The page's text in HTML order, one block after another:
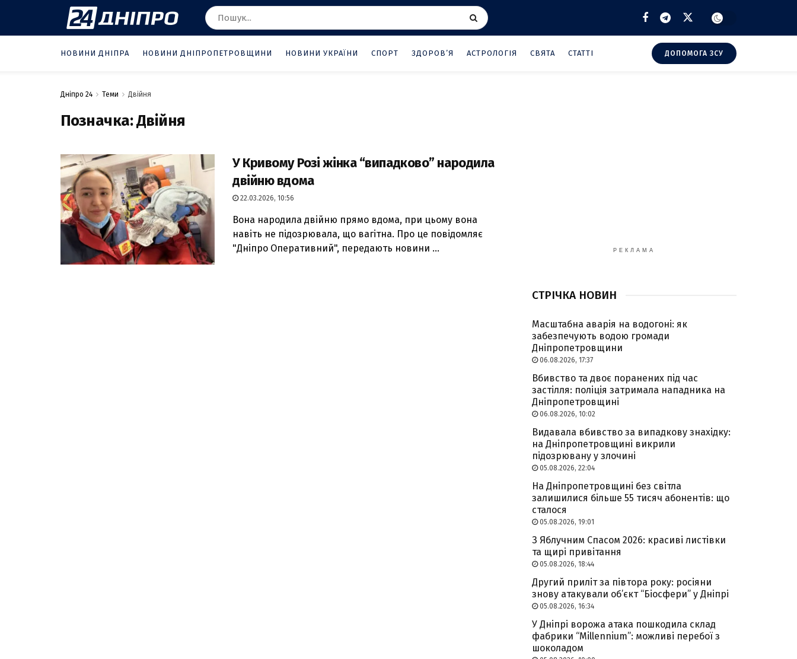
НОВИНИ ДНІПРА НОВИНИ ДНІПРОПЕТРОВЩИНИ НОВИНИ УКРАЇНИ СПОРТ ЗДОРОВ’Я АСТРОЛОГІЯ СВЯТА СТАТТІ ДОПОМОГА ЗСУ
Дніпро 24 Теми Двійня
Позначка:Двійня
У Кривому Розі жінка “випадково” народила
двійню вдома
22.03.2026, 10:56
Вона народила двійню прямо вдома, при цьому вона
навіть не підозрювала, що вагітна. Про це повідомляє
"Дніпро Оперативний", передають новини ...
РЕКЛАМА
СТРІЧКА НОВИН
Масштабна аварія на водогоні: як
забезпечують водою громади
Дніпропетровщини
06.08.2026, 17:37
Вбивство та двоє поранених під час
застілля: поліція затримала нападника на
Дніпропетровщині
06.08.2026, 10:02
Видавала вбивство за випадкову знахідку:
на Дніпропетровщині викрили
підозрювану у злочині
05.08.2026, 22:04
На Дніпропетровщині без світла
залишилися більше 55 тисяч абонентів: що
сталося
05.08.2026, 19:01
З Яблучним Спасом 2026: красиві листівки
та щирі привітання
05.08.2026, 18:44
Другий приліт за півтора року: росіяни
знову атакували об’єкт “Біосфери” у Дніпрі
05.08.2026, 16:34
У Дніпрі ворожа атака пошкодила склад
фабрики “Millennium”: можливі перебої з
шоколадом